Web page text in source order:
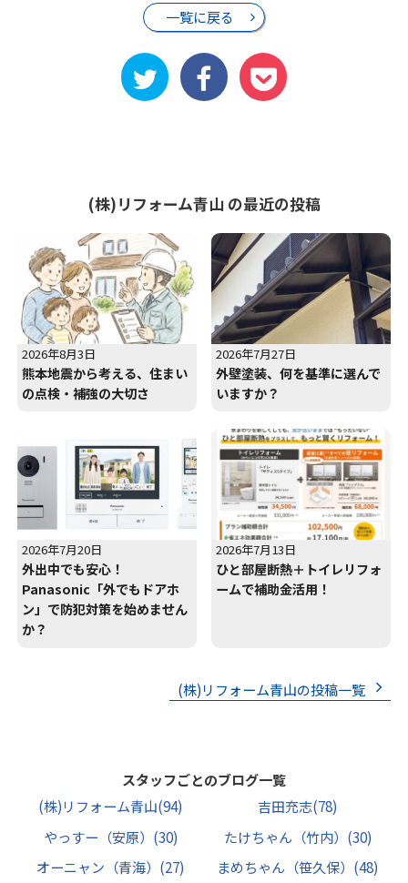
一覧に戻る
(株)リフォーム青山 の最近の投稿
2026年8月3日
熊本地震から考える、住まい
の点検・補強の大切さ
2026年7月27日
外壁塗装、何を基準に選んで
いますか？
2026年7月20日
外出中でも安心！
Panasonic「外でもドアホ
ン」で防犯対策を始めません
か？
2026年7月13日
ひと部屋断熱＋トイレリフォ
ームで補助金活用！
(株)リフォーム青山の投稿一覧
スタッフごとのブログ一覧
(株)リフォーム青山(94) 吉田充志(78)
やっすー（安原） (30) たけちゃん（竹内） (30)
オーニャン（青海） (27) まめちゃん（笹久保） (48)